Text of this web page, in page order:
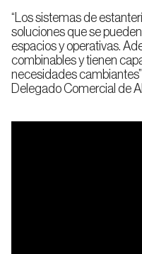
“Los sistemas de
soluciones que se
espacios y operativas.
combinables y tienen
necesidades
Delegado Comercial de